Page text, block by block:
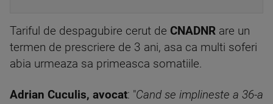
Tariful de despagubire cerut de CNADNR are un
termen de prescriere de 3 ani, asa ca multi soferi
abia urmeaza sa primeasca somatiile.
Adrian Cuculis, avocat: "Cand se implineste a 36-a